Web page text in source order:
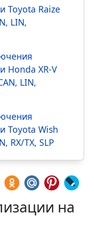
Toyota Raize
LIN,
Honda XR-V
LIN,
Toyota Wish
RX/TX, SLP
на